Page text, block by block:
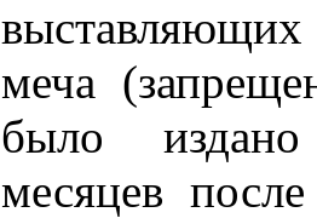
меча
было издано
месяцев